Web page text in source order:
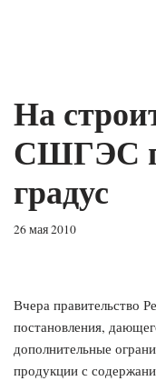
На
СШГЭС
градус
26 мая 2010
Вчера правительство
постановления,
дополнительные
продукции с